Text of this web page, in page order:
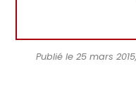
Publié le 25 mars